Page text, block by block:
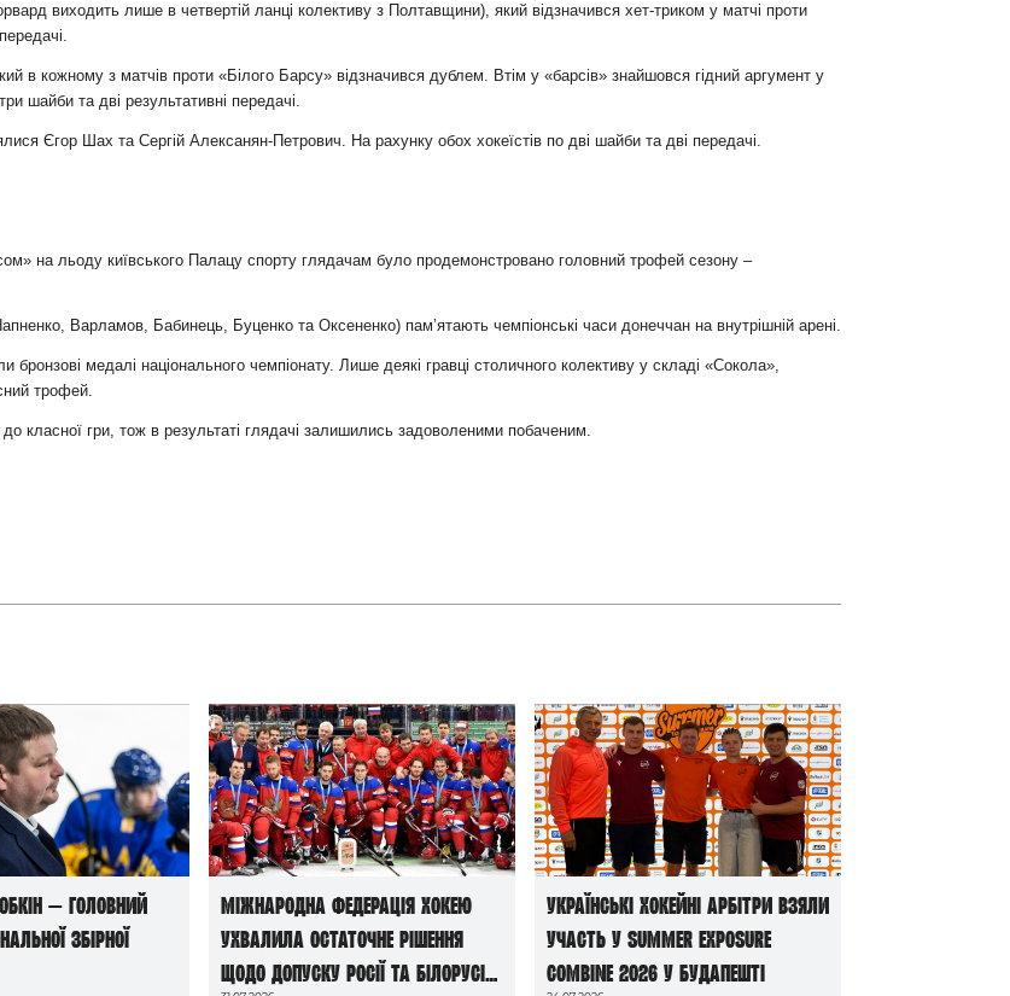
виходить лише в четвертій ланці колективу з Полтавщини), який відзначився хет-триком у матчі проти
в кожному з матчів проти «Білого Барсу» відзначився дублем. Втім у «барсів» знайшовся гідний аргумент у
шайби та дві результативні передачі.
Єгор Шах та Сергій Алексанян-Петрович. На рахунку обох хокеїстів по дві шайби та дві передачі.
на льоду київського Палацу спорту глядачам було продемонстровано головний трофей сезону –
Варламов, Бабинець, Буценко та Оксененко) пам’ятають чемпіонські часи донеччан на внутрішній арені.
медалі національного чемпіонату. Лише деякі гравці столичного колективу у складі «Сокола»,
трофей.
класної гри, тож в результаті глядачі залишились задоволеними побаченим.
— головний
збірної
Міжнародна федерація хокею
ухвалила остаточне рішення
щодо допуску росії та білорусі
Українські хокейні арбітри взяли
участь у Summer Exposure
Combine 2026 у Будапешті